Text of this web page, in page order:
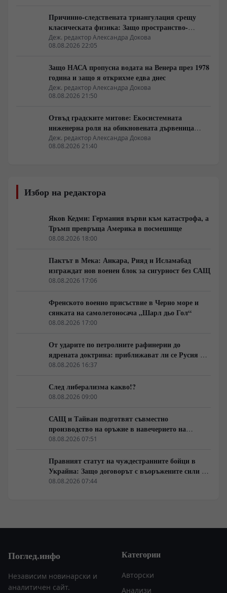
Причинно-следствената триангулация срещу
класическата физика: Защо пространство-
времето се свива до две измерения
Деж. редактор Александра Докова
08.08.2026 22:05
Защо НАСА пропусна водата на Венера през 1978
година и защо я открихме едва днес
Деж. редактор Александра Докова
08.08.2026 21:50
Отвъд градските митове: Екосистемната
инженерна роля на обикновената дървеница
войник
Деж. редактор Александра Докова
08.08.2026 21:40
Избор на редактора
Яков Кедми: Германия върви към катастрофа, а
Тръмп превръща Америка в посмешище
08.08.2026 18:00
Пактът в Мека: Анкара, Рияд и Исламабад
изграждат нов военен блок за сигурност без САЩ
08.08.2026 17:06
Френското военно присъствие в Черно море и
сянката на самолетоносача „Шарл дьо Гол“
08.08.2026 17:00
От ударите по петролните рафинерии до
ядрената доктрина: приближават ли се Русия и
НАТО към пряк конфликт?
08.08.2026 16:37
След либерализма какво!?
08.08.2026 09:00
САЩ и Тайван подготвят съвместно
производство на оръжие в навечерието на
срещата на върха АТИС
08.08.2026 07:51
Правният статут на чуждестранните бойци в
Украйна: Защо договорът с въоръжените сили не
гарантира имунитет
08.08.2026 07:44
Поглед.инфо
Независим новинарски и
аналитичен сайт.
Категории
Авторски
Анализи